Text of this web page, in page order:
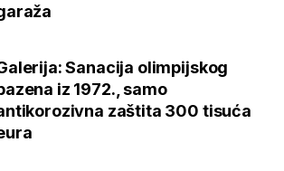
Sanacija olimpijskog
iz 1972., samo
zaštita 300 tisuća